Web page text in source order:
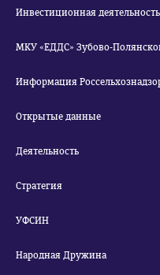
Инвестиционная деятельность
МКУ «ЕДДС» Зубово-
Информация
Открытые данные
Деятельность
Стратегия
УФСИН
Народная Дружина